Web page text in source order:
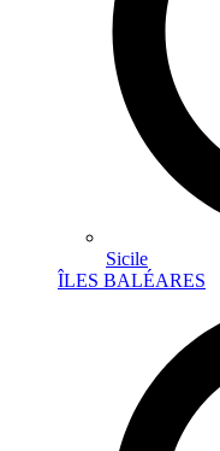
Sicile
ÎLES BALÉARES